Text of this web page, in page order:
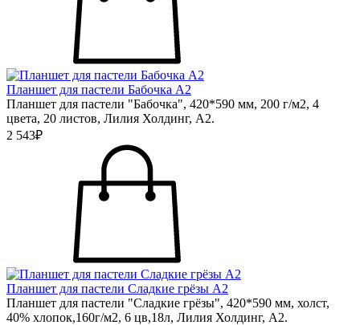
Планшет для пастели Бабочка А2
Планшет для пастели "Бабочка", 420*590 мм, 200 г/м2, 4
цвета, 20 листов, Лилия Холдинг, А2.
2 543₽
Планшет для пастели Сладкие грёзы А2
Планшет для пастели "Сладкие грёзы", 420*590 мм, холст,
40% хлопок,160г/м2, 6 цв,18л, Лилия Холдинг, А2.